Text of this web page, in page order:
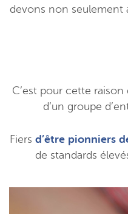
devons non seulement
C’est pour cette
d’un groupe
Fiers d’être pionniers
de standards